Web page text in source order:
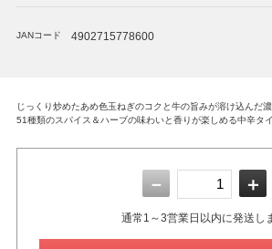
JANコード 4902715778600
じっくり炒めたあめ色玉ねぎのコクと牛の旨みが溶け込んだ濃
51種類のスパイス＆ハーブの味わいと香りが楽しめる中辛タイ
－ ＋
通常1～3営業日以内に発送し